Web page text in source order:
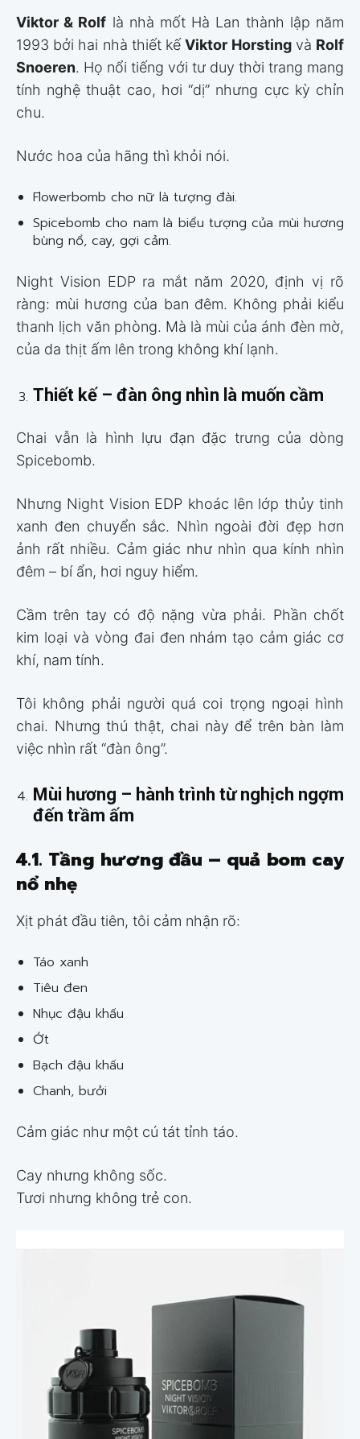
Viktor & Rolf là nhà mốt Hà Lan thành lập năm
1993 bởi hai nhà thiết kếViktor Horstingvà Rolf
Snoeren. Họ nổi tiếng với tư duy thời trang mang
tính nghệ thuật cao, hơi “dị” nhưng cực kỳ chỉn
chu.
Nước hoa của hãng thì khỏi nói.
Flowerbomb cho nữ là tượng đài.
Spicebomb cho nam là biểu tượng của mùi hương
bùng nổ, cay, gợi cảm.
Night Vision EDP ra mắt năm 2020, định vị rõ
ràng: mùi hương của ban đêm. Không phải kiểu
thanh lịch văn phòng. Mà là mùi của ánh đèn mờ,
của da thịt ấm lên trong không khí lạnh.
Thiết kế – đàn ông nhìn là muốn cầm
Chai vẫn là hình lựu đạn đặc trưng của dòng
Spicebomb.
Nhưng Night Vision EDP khoác lên lớp thủy tinh
xanh đen chuyển sắc. Nhìn ngoài đời đẹp hơn
ảnh rất nhiều. Cảm giác như nhìn qua kính nhìn
đêm – bí ẩn, hơi nguy hiểm.
Cầm trên tay có độ nặng vừa phải. Phần chốt
kim loại và vòng đai đen nhám tạo cảm giác cơ
khí, nam tính.
Tôi không phải người quá coi trọng ngoại hình
chai. Nhưng thú thật, chai này để trên bàn làm
việc nhìn rất “đàn ông”.
Mùi hương – hành trình từ nghịch ngợm
đến trầm ấm
4.1. Tầng hương đầu – quả bom cay
nổ nhẹ
Xịt phát đầu tiên, tôi cảm nhận rõ:
Táo xanh
Tiêu đen
Nhục đậu khấu
Ớt
Bạch đậu khấu
Chanh, bưởi
Cảm giác như một cú tát tỉnh táo.
Cay nhưng không sốc.
Tươi nhưng không trẻ con.